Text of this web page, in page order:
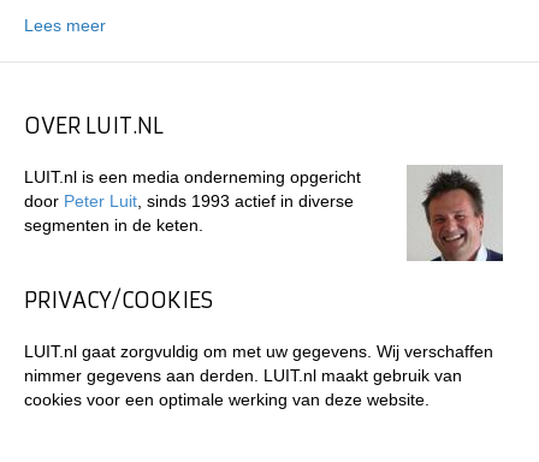
Lees meer
OVER LUIT.NL
LUIT.nl is een media onderneming opgericht
door Peter Luit , sinds 1993 actief in diverse
segmenten in de keten.
PRIVACY/COOKIES
LUIT.nl gaat zorgvuldig om met uw gegevens. Wij verschaffen
nimmer gegevens aan derden. LUIT.nl maakt gebruik van
cookies voor een optimale werking van deze website.